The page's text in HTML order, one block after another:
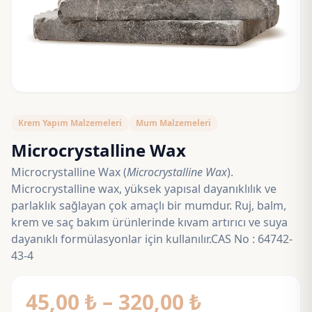
Krem Yapım Malzemeleri Mum Malzemeleri
Microcrystalline Wax
Microcrystalline Wax (Microcrystalline Wax).
Microcrystalline wax, yüksek yapısal dayanıklılık ve
parlaklık sağlayan çok amaçlı bir mumdur. Ruj, balm,
krem ve saç bakım ürünlerinde kıvam artırıcı ve suya
dayanıklı formülasyonlar için kullanılır.CAS No : 64742-
43-4
45,00 ₺ – 320,00 ₺Fiyat